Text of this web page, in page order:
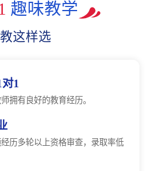
趣味教学
这样选
1
拥有良好的教育经历。
历多轮以上资格审查，录取率低